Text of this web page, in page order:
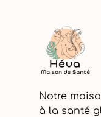
Notre
à la santé